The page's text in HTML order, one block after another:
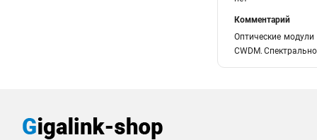
Комментарий
Оптические
CWDM.